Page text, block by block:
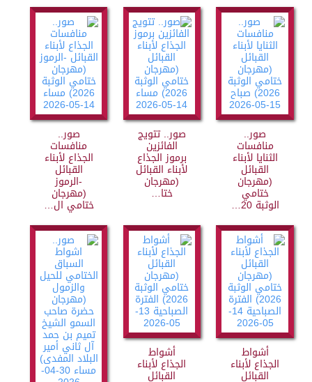
صور..
منافسات
الثنايا لأبناء
القبائل
(مهرجان
ختامي
الوثبة 20…
صور.. تتويج
الفائزين
برموز الجذاع
لأبناء القبائل
(مهرجان
ختا…
صور..
منافسات
الجذاع لأبناء
القبائل
-الرموز
(مهرجان
ختامي ال…
أشواط
الجذاع لأبناء
القبائل
أشواط
الجذاع لأبناء
القبائل